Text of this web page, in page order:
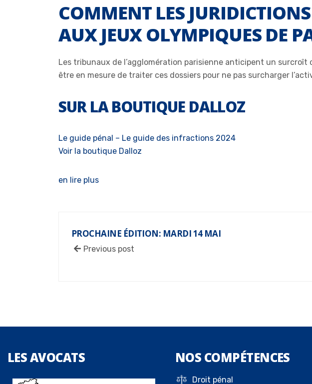
COMMENT LES
AUX JEUX OLYMPIQUES DE
Les tribunaux de l’agglomération parisienne anticipent un
être en mesure de traiter ces dossiers pour ne pas surcharger
SUR LA BOUTIQUE DALLOZ
Le guide pénal – Le guide des infractions 2024
Voir la boutique Dalloz
en lire plus
PROCHAINE ÉDITION: MARDI 14 MAI
Previous post
LESAVOCATS NOS COMPÉTENCES
Droit pénal